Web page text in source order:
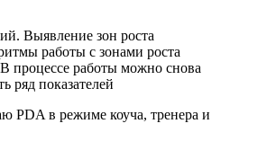
Выявление зон роста
работы с зонами роста
процессе работы можно снова
ряд показателей
PDA в режиме коуча, тренера и